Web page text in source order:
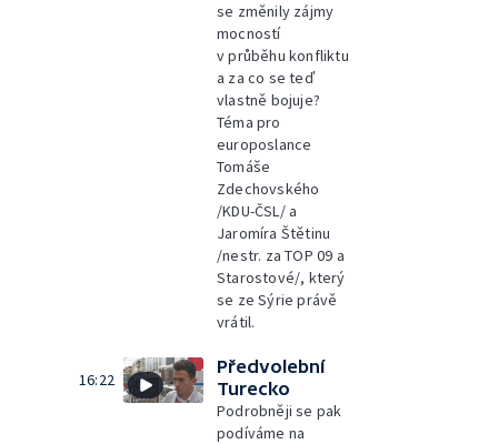
se změnily zájmy
mocností
v průběhu konfliktu
a za co se teď
vlastně bojuje?
Téma pro
europoslance
Tomáše
Zdechovského
/KDU-ČSL/ a
Jaromíra Štětinu
/nestr. za TOP 09 a
Starostové/, který
se ze Sýrie právě
vrátil.
16:22
Předvolební
Turecko
Podrobněji se pak
podíváme na